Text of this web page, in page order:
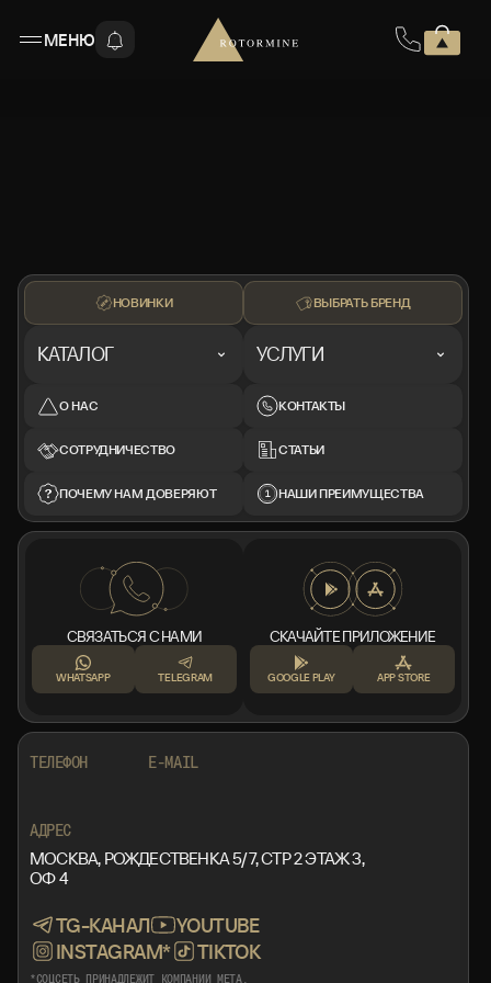
МЕНЮ
НОВИНКИ
КАТАЛОГ
О НАС
СОТРУДНИЧЕСТВО
ПОЧЕМУ НАМ ДОВЕРЯЮТ
ВЫБРАТЬ БРЕНД
УСЛУГИ
КОНТАКТЫ
СТАТЬИ
НАШИ ПРЕИМУЩЕСТВА
СВЯЗАТЬСЯ С НАМИ
WHATSAPP TELEGRAM
СКАЧАЙТЕ ПРИЛОЖЕНИЕ
GOOGLE PLAY APP STORE
ТЕЛЕФОН E-MAIL
АДРЕС
МОСКВА, РОЖДЕСТВЕНКА 5/7, СТР 2 ЭТАЖ 3,
ОФ 4
TG-КАНАЛ
YOUTUBE
INSTAGRAM*
TIKTOK
*СОЦСЕТЬ ПРИНАДЛЕЖИТ КОМПАНИИ META,